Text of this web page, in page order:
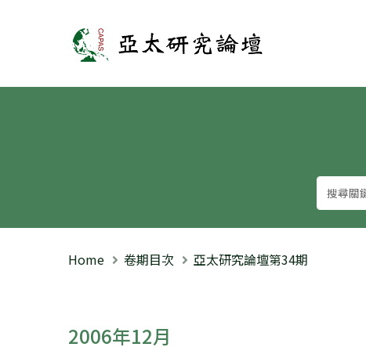
亞太研究論壇
Home 卷期目次 亞太研究論壇第34期
2006年12月